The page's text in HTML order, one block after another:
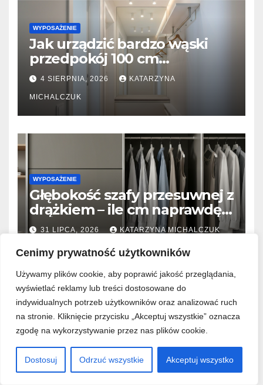
Cenimy prywatność użytkowników
Używamy plików cookie, aby poprawić jakość przeglądania,
wyświetlać reklamy lub treści dostosowane do
indywidualnych potrzeb użytkowników oraz analizować ruch
na stronie. Kliknięcie przycisku „Akceptuj wszystkie” oznacza
zgodę na wykorzystywanie przez nas plików cookie.
Dostosuj Odrzuć wszystkie Akceptuj wszystko
WYPOSAŻENIE
Jak urządzić bardzo wąski
przedpokój 100 cm
szerokości? Triki z lustrami i
płytkimi meblami
4 SIERPNIA, 2026 KATARZYNA
MICHALCZUK
WYPOSAŻENIE
Głębokość szafy przesuwnej z
drążkiem – ile cm naprawdę
potrzeba, żeby ubrania się nie
gniotły?
31 LIPCA, 2026 KATARZYNA MICHALCZUK
WYPOSAŻENIE
Jak dobrać długość i
szerokość zasłon do okna
tarasowego? Prosty
kalkulator marszczenia
28 LIPCA, 2026 KATARZYNA MICHALCZUK